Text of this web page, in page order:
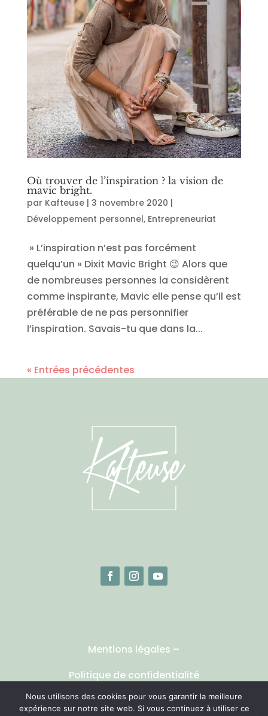
Où trouver de l’inspiration ? la vision de
mavic bright.
par Kafteuse| 3 novembre 2020 |
Développement personnel, Entrepreneuriat
» L’inspiration n’est pas forcément
quelqu’un » Dixit Mavic Bright 😉 Alors que
de nombreuses personnes la considèrent
comme inspirante, Mavic elle pense qu’il est
préférable de ne pas personnifier
l’inspiration. Savais-tu que dans la...
« Entrées précédentes
Mentions légales –
Politique de confidentialité
Photos© Moment by Marion
Nous utilisons des cookies pour vous garantir la meilleure
expérience sur notre site web. Si vous continuez à utiliser ce